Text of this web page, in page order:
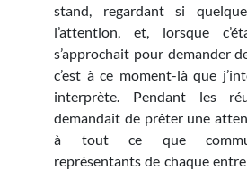
stand, regardant si
l’attention, et, lorsque
s’approchait pour demander
c’est à ce moment-là que
interprète. Pendant les
demandait de prêter une
à tout ce que
représentants de chaque